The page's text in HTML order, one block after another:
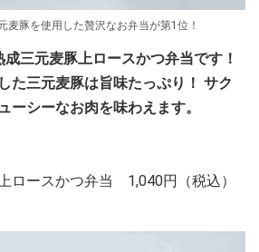
麦豚を使用した贅沢なお弁当が第1位！
三元麦豚上ロースかつ弁当です！
た三元麦豚は旨味たっぷり！ サク
ーシーなお肉を味わえます。
ロースかつ弁当 1,040円（税込）